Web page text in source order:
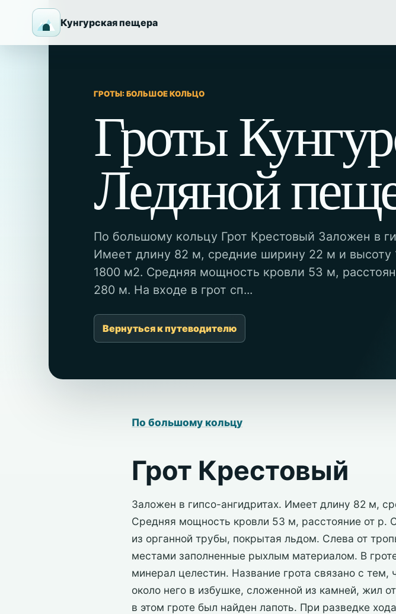
Кунгурская пещера
ГРОТЫ: БОЛЬШОЕ КОЛЬЦО
Гроты
Ледяной
По большому кольцу Грот Крестовый Заложен в
Имеет длину 82 м, средние ширину 22 м и высоту
1800 м2. Средняя мощность кровли 53 м,
280 м. На входе в грот сп...
Вернуться к путеводителю
По большому кольцу
Грот Крестовый
Заложен в гипсо-ангидритах. Имеет длину 82 м,
Средняя мощность кровли 53 м, расстояние от р.
из органной трубы, покрытая льдом. Слева от
местами заполненные рыхлым материалом. В
минерал целестин. Название грота связано с
около него в избушке, сложенной из камней, жил
в этом гроте был найден лапоть. При разведке